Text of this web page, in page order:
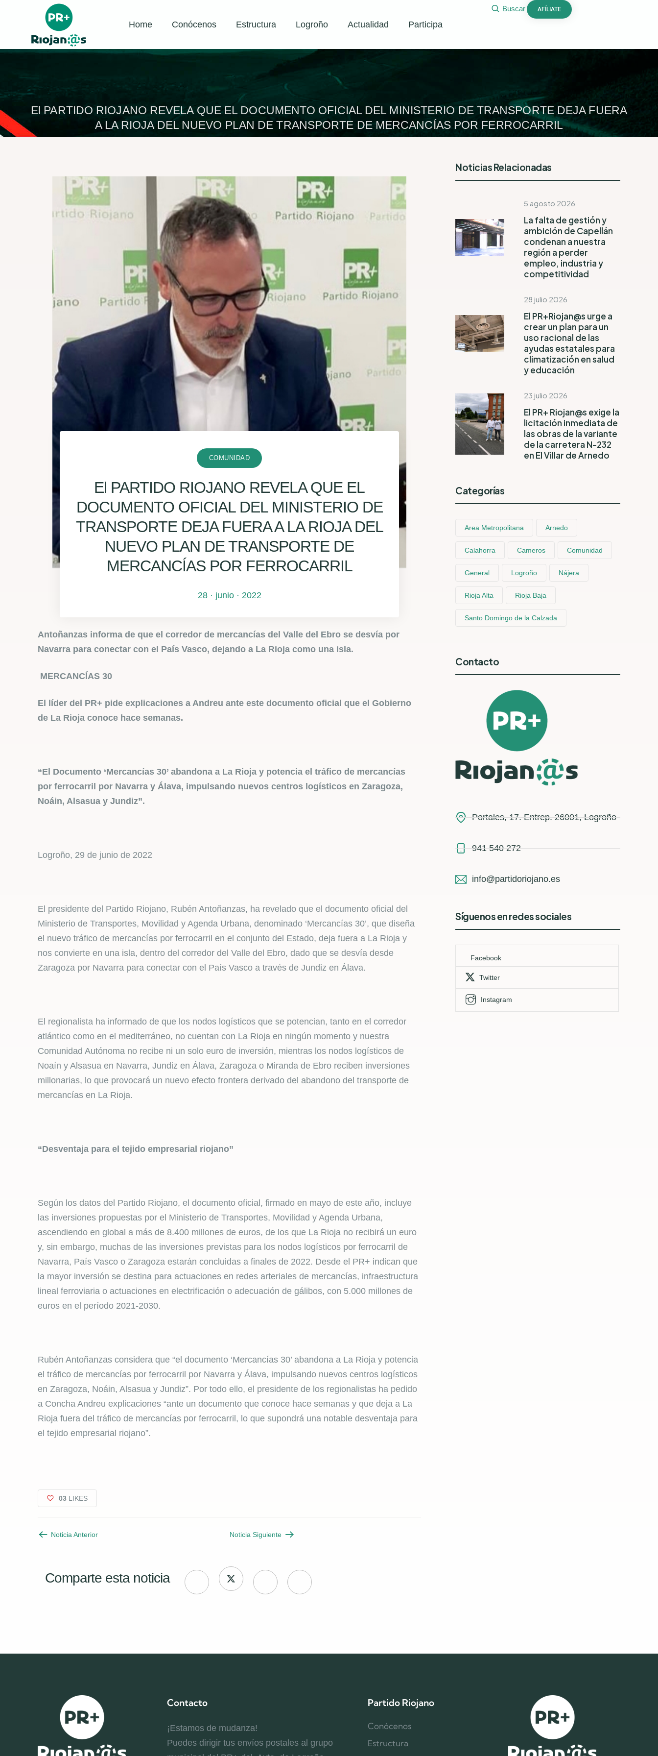
Home Conócenos Estructura Logroño Actualidad Participa
Buscar AFÍLIATE
El PARTIDO RIOJANO REVELA QUE EL DOCUMENTO OFICIAL DEL MINISTERIO DE TRANSPORTE DEJA FUERA
A LA RIOJA DEL NUEVO PLAN DE TRANSPORTE DE MERCANCÍAS POR FERROCARRIL
COMUNIDAD
El PARTIDO RIOJANO REVELA QUE EL
DOCUMENTO OFICIAL DEL MINISTERIO DE
TRANSPORTE DEJA FUERA A LA RIOJA DEL
NUEVO PLAN DE TRANSPORTE DE
MERCANCÍAS POR FERROCARRIL
28 · junio · 2022
Antoñanzas informa de que el corredor de mercancías del Valle del Ebro se desvía por
Navarra para conectar con el País Vasco, dejando a La Rioja como una isla.
MERCANCÍAS 30
El líder del PR+ pide explicaciones a Andreu ante este documento oficial que el Gobierno
de La Rioja conoce hace semanas.
“El Documento ‘Mercancías 30’ abandona a La Rioja y potencia el tráfico de mercancías
por ferrocarril por Navarra y Álava, impulsando nuevos centros logísticos en Zaragoza,
Noáin, Alsasua y Jundiz”.
Logroño, 29 de junio de 2022
El presidente del Partido Riojano, Rubén Antoñanzas, ha revelado que el documento oficial del
Ministerio de Transportes, Movilidad y Agenda Urbana, denominado ‘Mercancías 30’, que diseña
el nuevo tráfico de mercancías por ferrocarril en el conjunto del Estado, deja fuera a La Rioja y
nos convierte en una isla, dentro del corredor del Valle del Ebro, dado que se desvía desde
Zaragoza por Navarra para conectar con el País Vasco a través de Jundiz en Álava.
El regionalista ha informado de que los nodos logísticos que se potencian, tanto en el corredor
atlántico como en el mediterráneo, no cuentan con La Rioja en ningún momento y nuestra
Comunidad Autónoma no recibe ni un solo euro de inversión, mientras los nodos logísticos de
Noaín y Alsasua en Navarra, Jundiz en Álava, Zaragoza o Miranda de Ebro reciben inversiones
millonarias, lo que provocará un nuevo efecto frontera derivado del abandono del transporte de
mercancías en La Rioja.
“Desventaja para el tejido empresarial riojano”
Según los datos del Partido Riojano, el documento oficial, firmado en mayo de este año, incluye
las inversiones propuestas por el Ministerio de Transportes, Movilidad y Agenda Urbana,
ascendiendo en global a más de 8.400 millones de euros, de los que La Rioja no recibirá un euro
y, sin embargo, muchas de las inversiones previstas para los nodos logísticos por ferrocarril de
Navarra, País Vasco o Zaragoza estarán concluidas a finales de 2022. Desde el PR+ indican que
la mayor inversión se destina para actuaciones en redes arteriales de mercancías, infraestructura
lineal ferroviaria o actuaciones en electrificación o adecuación de gálibos, con 5.000 millones de
euros en el período 2021-2030.
Rubén Antoñanzas considera que “el documento ‘Mercancías 30’ abandona a La Rioja y potencia
el tráfico de mercancías por ferrocarril por Navarra y Álava, impulsando nuevos centros logísticos
en Zaragoza, Noáin, Alsasua y Jundiz”. Por todo ello, el presidente de los regionalistas ha pedido
a Concha Andreu explicaciones “ante un documento que conoce hace semanas y que deja a La
Rioja fuera del tráfico de mercancías por ferrocarril, lo que supondrá una notable desventaja para
el tejido empresarial riojano”.
03 LIKES
Noticia Anterior Noticia Siguiente
Comparte esta noticia
Noticias Relacionadas
5 agosto 2026
La falta de gestión y
ambición de Capellán
condenan a nuestra
región a perder
empleo, industria y
competitividad
28 julio 2026
El PR+Riojan@s urge a
crear un plan para un
uso racional de las
ayudas estatales para
climatización en salud
y educación
23 julio 2026
El PR+ Riojan@s exige la
licitación inmediata de
las obras de la variante
de la carretera N-232
en El Villar de Arnedo
Categorías
Area Metropolitana Arnedo
Calahorra Cameros Comunidad
General Logroño Nájera
Rioja Alta Rioja Baja
Santo Domingo de la Calzada
Contacto
Portales, 17. Entrep. 26001, Logroño
941 540 272
info@partidoriojano.es
Síguenos en redes sociales
Facebook
Twitter
Instagram
Contacto
¡Estamos de mudanza!
Puedes dirigir tus envíos postales al grupo
Partido Riojano
Conócenos
Estructura